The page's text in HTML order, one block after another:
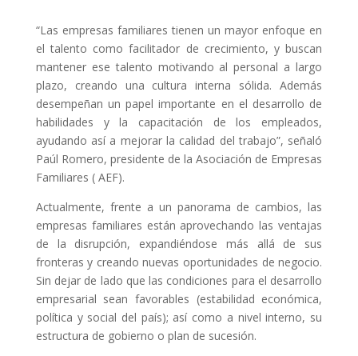
“Las empresas familiares tienen un mayor enfoque en
el talento como facilitador de crecimiento, y buscan
mantener ese talento motivando al personal a largo
plazo, creando una cultura interna sólida. Además
desempeñan un papel importante en el desarrollo de
habilidades y la capacitación de los empleados,
ayudando así a mejorar la calidad del trabajo”, señaló
Paúl Romero, presidente de la Asociación de Empresas
Familiares ( AEF).
Actualmente, frente a un panorama de cambios, las
empresas familiares están aprovechando las ventajas
de la disrupción, expandiéndose más allá de sus
fronteras y creando nuevas oportunidades de negocio.
Sin dejar de lado que las condiciones para el desarrollo
empresarial sean favorables (estabilidad económica,
política y social del país); así como a nivel interno, su
estructura de gobierno o plan de sucesión.